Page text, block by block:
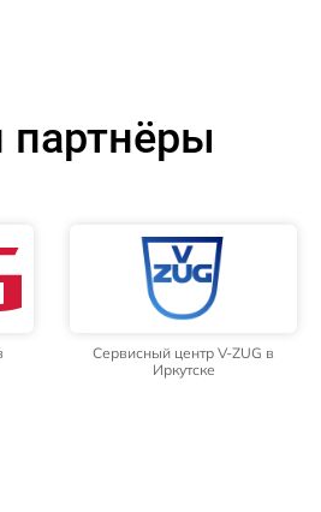
Сервисный центр V-ZUG в
Иркутске